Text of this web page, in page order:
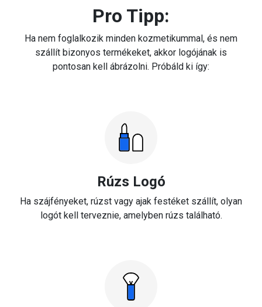
Pro Tipp:
Ha nem foglalkozik minden kozmetikummal, és nem
szállít bizonyos termékeket, akkor logójának is
pontosan kell ábrázolni. Próbáld ki így:
Rúzs Logó
Ha szájfényeket, rúzst vagy ajak festéket szállít, olyan
logót kell terveznie, amelyben rúzs található.